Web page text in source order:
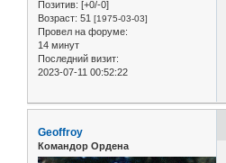
Позитив: [+0/-0]
Возраст: 51 [1975-03-03]
Провел на форуме:
14 минут
Последний визит:
2023-07-11 00:52:22
Geoffroy
Командор Ордена